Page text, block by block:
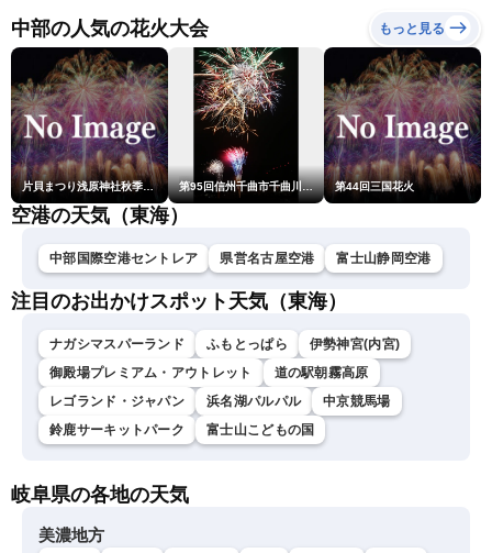
戒 〈ウェザーニュースLiVE
コーヒータイム・魚住茉由
／山口剛央〉
中部の人気の花火大会 もっと見る
片貝まつり浅原神社秋季例大祭奉納大煙火 第95回信州千曲市千曲川納涼煙火大会 第44回三国花火
空港の天気（東海）
中部国際空港セントレア 県営名古屋空港 富士山静岡空港
注目のお出かけスポット天気（東海）
ナガシマスパーランド ふもとっぱら
伊勢神宮(内宮)
御殿場プレミアム・アウトレット
道の駅朝霧高原
レゴランド・ジャパン
浜名湖パルパル
中京競馬場
鈴鹿サーキットパーク
富士山こどもの国
岐阜県の各地の天気
美濃地方